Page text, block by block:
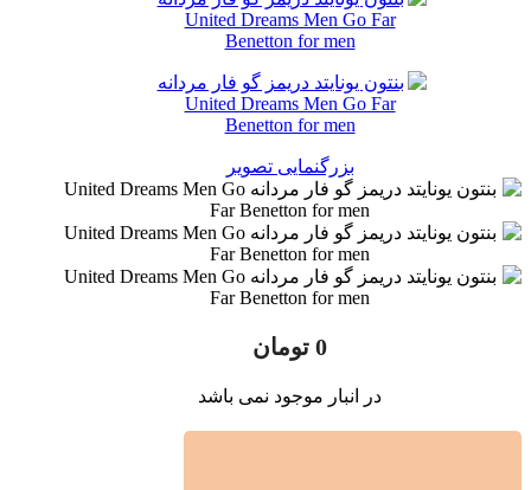
بزرگنمایی تصویر
0 تومان
در انبار موجود نمی باشد